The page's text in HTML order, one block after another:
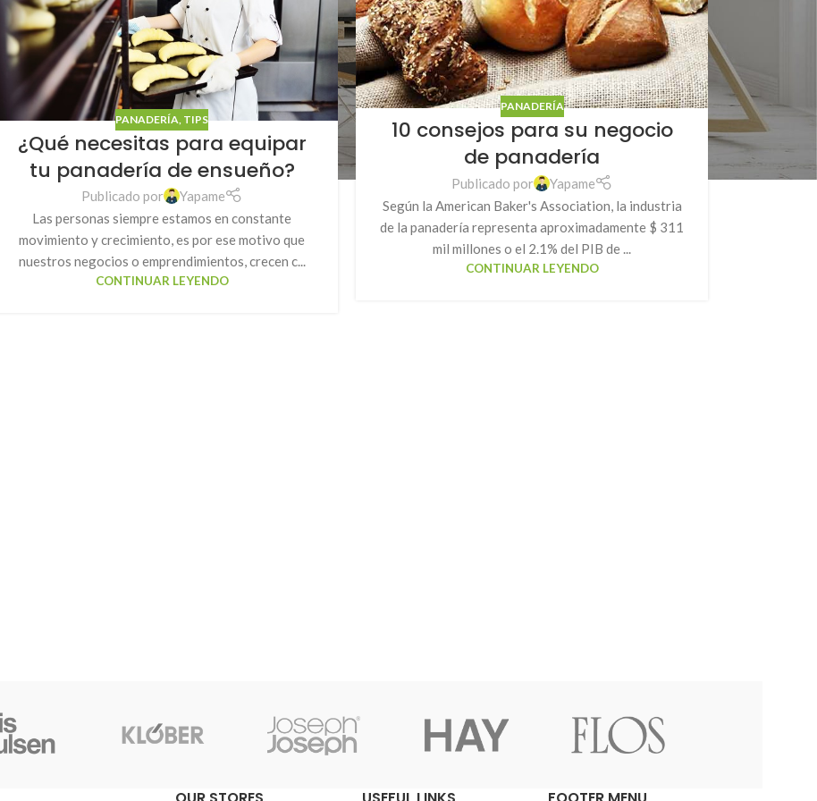
PANADERÍA TIPS
¿Qué necesitas para equipar
tu panadería de ensueño?
Publicado por
Yapame
Las personas siempre estamos en constante
movimiento y crecimiento, es por ese motivo que
nuestros negocios o emprendimientos, crecen c...
CONTINUAR LEYENDO
PANADERÍA
10 consejos para su negocio
de panadería
Publicado por
Yapame
Según la American Baker's Association, la industria
de la panadería representa aproximadamente $ 311
mil millones o el 2.1% del PIB de ...
CONTINUAR LEYENDO